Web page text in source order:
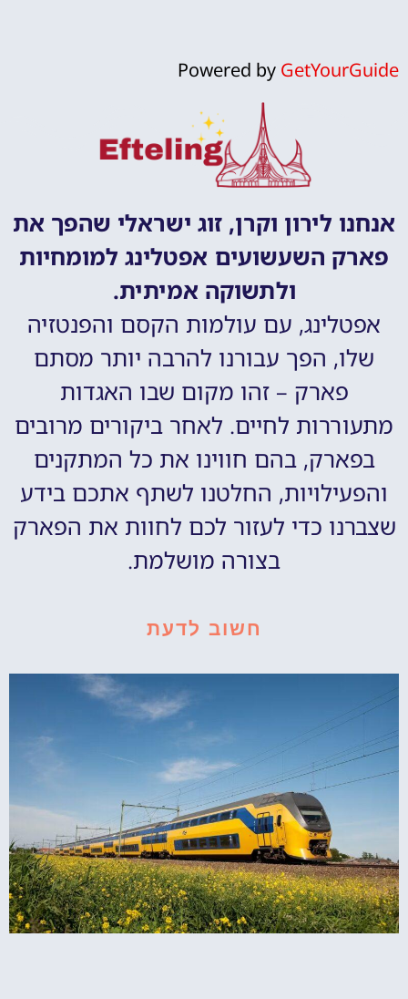
Powered by GetYourGuide
אנחנו לירון וקרן, זוג ישראלי שהפך את
פארק השעשועים אפטלינג למומחיות
ולתשוקה אמיתית.
אפטלינג, עם עולמות הקסם והפנטזיה
שלו, הפך עבורנו להרבה יותר מסתם
פארק – זהו מקום שבו האגדות
מתעוררות לחיים. לאחר ביקורים מרובים
בפארק, בהם חווינו את כל המתקנים
והפעילויות, החלטנו לשתף אתכם בידע
שצברנו כדי לעזור לכם לחוות את הפארק
בצורה מושלמת.
חשוב לדעת